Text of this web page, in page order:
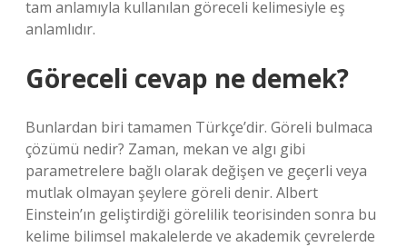
tam anlamıyla kullanılan göreceli kelimesiyle eş
anlamlıdır.
Göreceli cevap ne demek?
Bunlardan biri tamamen Türkçe’dir. Göreli bulmaca
çözümü nedir? Zaman, mekan ve algı gibi
parametrelere bağlı olarak değişen ve geçerli veya
mutlak olmayan şeylere göreli denir. Albert
Einstein’ın geliştirdiği görelilik teorisinden sonra bu
kelime bilimsel makalelerde ve akademik çevrelerde